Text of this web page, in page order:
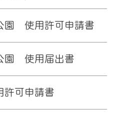
園 使用許可申請書
園 使用届出書
可申請書